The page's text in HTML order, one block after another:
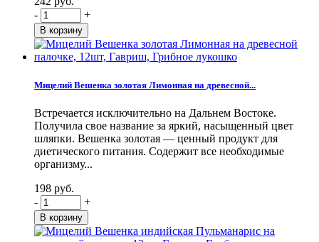
-
+
Мицелий Вешенка золотая Лимонная на древесной...
Встречается исключительно на Дальнем Востоке.
Получила свое название за яркий, насыщенный цвет
шляпки. Вешенка золотая — ценный продукт для
диетического питания. Содержит все необходимые
организму...
198 руб.
-
+